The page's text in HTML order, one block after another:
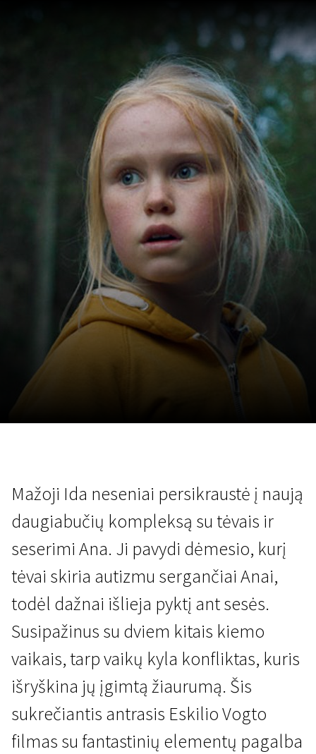
Mažoji Ida neseniai persikraustė į naują
daugiabučių kompleksą su tėvais ir
seserimi Ana. Ji pavydi dėmesio, kurį
tėvai skiria autizmu sergančiai Anai,
todėl dažnai išlieja pyktį ant sesės.
Susipažinus su dviem kitais kiemo
vaikais, tarp vaikų kyla konfliktas, kuris
išryškina jų įgimtą žiaurumą. Šis
sukrečiantis antrasis Eskilio Vogto
filmas su fantastinių elementų pagalba